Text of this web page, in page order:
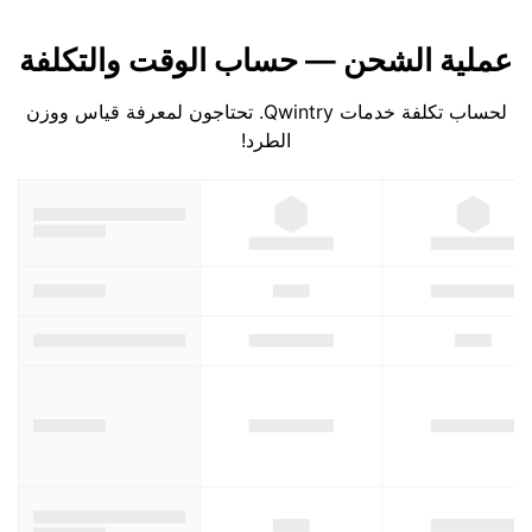
عملية الشحن — حساب الوقت والتكلفة
لحساب تكلفة خدمات Qwintry. تحتاجون لمعرفة قياس ووزن
الطرد!